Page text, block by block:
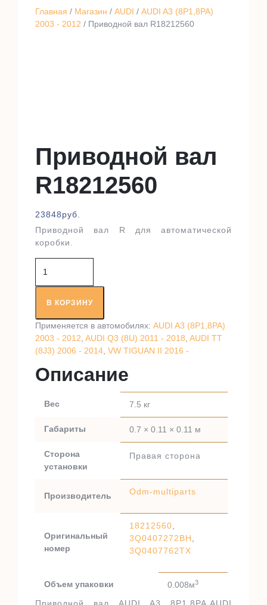
Главная / Магазин / AUDI / AUDI A3 (8P1,8PA)
2003 - 2012 / Приводной вал R18212560
Приводной вал
R18212560
23848руб.
Приводной вал R для автоматической
коробки.
товара
Приводной
валВ КОРЗИНУ
Применяется в автомобилях: AUDI A3 (8P1,8PA)
2003 - 2012, AUDI Q3 (8U) 2011 - 2018, AUDI TT
(8J3) 2006 - 2014, VW TIGUAN II 2016 -
Описание
Вес 7.5 кг
Габариты 0.7 × 0.11 × 0.11 м
Сторона
установки
Правая сторона
Производитель Odm-multiparts
Оригинальный
номер
18212560,
3Q0407272BH,
3Q0407762TX
Объем упаковки 0.008м3